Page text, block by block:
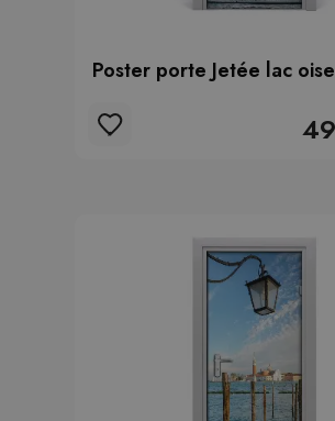
Poster porte Jetée lac